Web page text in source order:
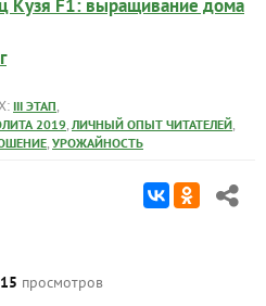
Кузя F1: выращивание дома
III ЭТАП,
2019, ЛИЧНЫЙ ОПЫТ ЧИТАТЕЛЕЙ,
, УРОЖАЙНОСТЬ
просмотров